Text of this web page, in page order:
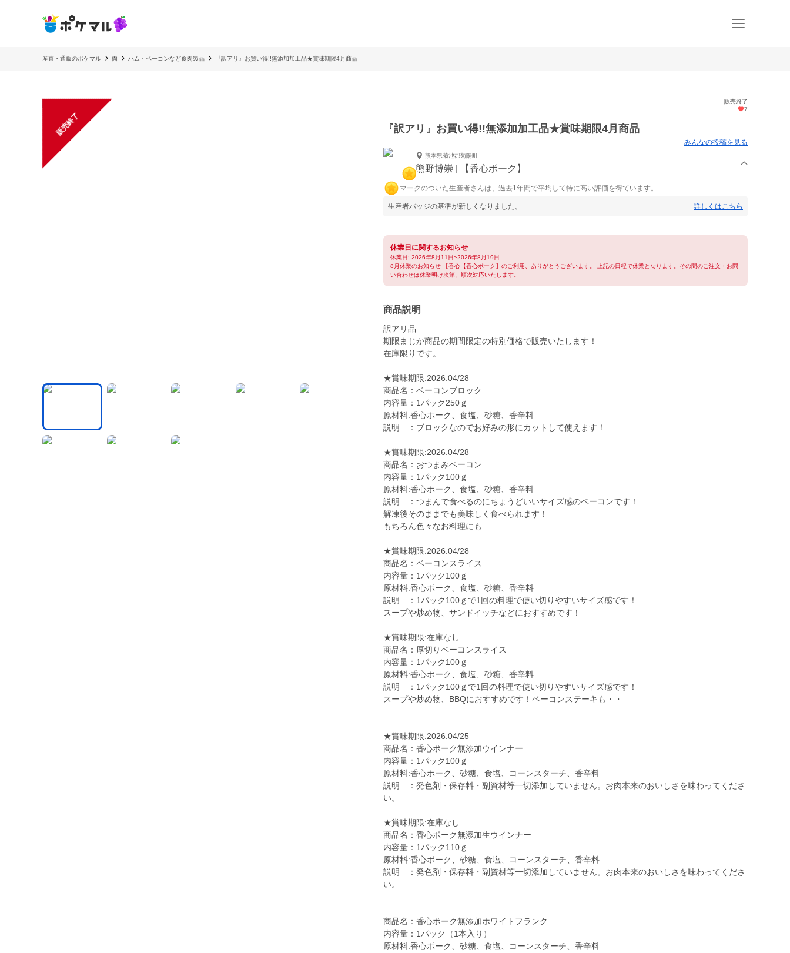
産直・通販のポケマル 肉 ハム・ベーコンなど食肉製品 『訳アリ』お買い得!!無添加加工品★賞味期限4月商品
販売終了
販売終了
7
『訳アリ』お買い得!!無添加加工品★賞味期限4月商品
みんなの投稿を見る
熊本県菊池郡菊陽町
熊野博崇 | 【香心ポーク】
マークのついた生産者さんは、過去1年間で平均して特に高い評価を得ています。
生産者バッジの基準が新しくなりました。 詳しくはこちら
休業日に関するお知らせ
休業日: 2026年8月11日~2026年8月19日
8月休業のお知らせ 【香心【香心ポーク】のご利用、ありがとうございます。 上記の日程で休業となります。その間のご注文・お問
い合わせは休業明け次第、順次対応いたします。
商品説明
訳アリ品
期限まじか商品の期間限定の特別価格で販売いたします！
在庫限りです。
★賞味期限:2026.04/28
商品名：ベーコンブロック
内容量：1パック250ｇ
原材料:香心ポーク、食塩、砂糖、香辛料
説明 ：ブロックなのでお好みの形にカットして使えます！
★賞味期限:2026.04/28
商品名：おつまみベーコン
内容量：1パック100ｇ
原材料:香心ポーク、食塩、砂糖、香辛料
説明 ：つまんで食べるのにちょうどいいサイズ感のベーコンです！
解凍後そのままでも美味しく食べられます！
もちろん色々なお料理にも...
★賞味期限:2026.04/28
商品名：ベーコンスライス
内容量：1パック100ｇ
原材料:香心ポーク、食塩、砂糖、香辛料
説明 ：1パック100ｇで1回の料理で使い切りやすいサイズ感です！
スープや炒め物、サンドイッチなどにおすすめです！
★賞味期限:在庫なし
商品名：厚切りベーコンスライス
内容量：1パック100ｇ
原材料:香心ポーク、食塩、砂糖、香辛料
説明 ：1パック100ｇで1回の料理で使い切りやすいサイズ感です！
スープや炒め物、BBQにおすすめです！ベーコンステーキも・・
★賞味期限:2026.04/25
商品名：香心ポーク無添加ウインナー
内容量：1パック100ｇ
原材料:香心ポーク、砂糖、食塩、コーンスターチ、香辛料
説明 ：発色剤・保存料・副資材等一切添加していません。お肉本来のおいしさを味わってくださ
い。
★賞味期限:在庫なし
商品名：香心ポーク無添加生ウインナー
内容量：1パック110ｇ
原材料:香心ポーク、砂糖、食塩、コーンスターチ、香辛料
説明 ：発色剤・保存料・副資材等一切添加していません。お肉本来のおいしさを味わってくださ
い。
商品名：香心ポーク無添加ホワイトフランク
内容量：1パック（1本入り）
原材料:香心ポーク、砂糖、食塩、コーンスターチ、香辛料